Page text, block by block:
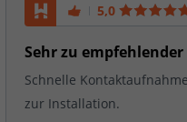
5,0
Sehr zu
Schnelle
zur Installation.